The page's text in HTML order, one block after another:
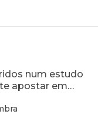
num estudo
apostar em…